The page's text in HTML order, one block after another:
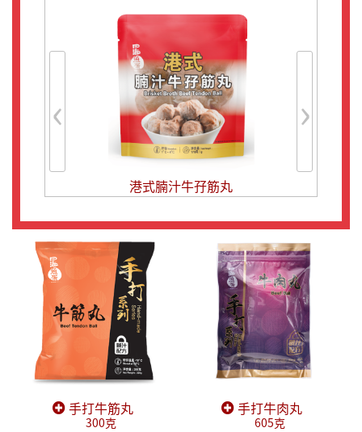
港式腩汁牛孖筋丸
‹ ›
手打牛筋丸
300克
手打牛肉丸
605克